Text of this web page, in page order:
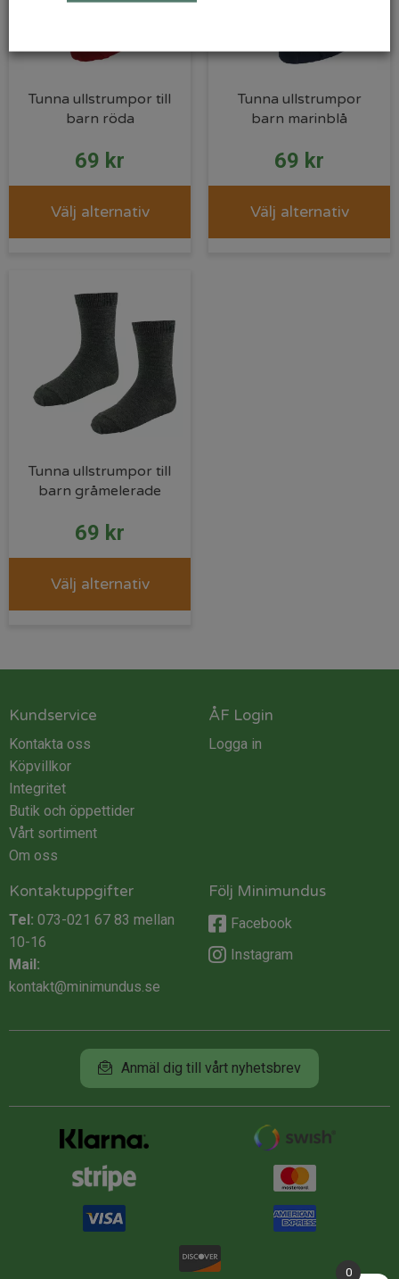
Tunna ullstrumpor till
barn röda
69 kr
Välj alternativ
Tunna ullstrumpor
barn marinblå
69 kr
Välj alternativ
Tunna ullstrumpor till
barn gråmelerade
69 kr
Välj alternativ
Kundservice
Kontakta oss
Köpvillkor
Integritet
Butik och öppettider
Vårt sortiment
Om oss
ÅF Login
Logga in
Kontaktuppgifter
Tel: 073-021 67 83 mellan
10-16
Mail:
kontakt@minimundus.se
Följ Minimundus
Facebook
Instagram
Anmäl dig till vårt nyhetsbrev
0